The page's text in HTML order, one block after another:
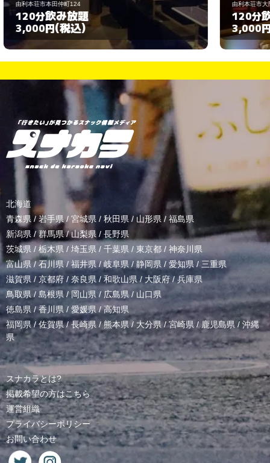
由利本荘市大門91番地
120分飲み放題
3,000円 (税込)
北海道
青森県 / 岩手県/ 宮城県 / 秋田県 / 山形県/ 福島県
新潟県 /群馬県/山梨県 / 長野県
茨城県 / 栃木県 / 埼玉県 / 千葉県 / 東京都 / 神奈川県
富山県 /石川県/福井県/岐阜県 / 静岡県 / 愛知県 / 三重県
滋賀県 / 京都府 / 奈良県 / 和歌山県/ 大阪府 /兵庫県
鳥取県/ 島根県 /岡山県/ 広島県 / 山口県
徳島県 /香川県 / 愛媛県/高知県
福岡県/佐賀県/長崎県 /熊本県/ 大分県/宮崎県 /鹿児島県 / 沖縄
県
スナカラとは?
掲載希望の方はこちら
運営組織
プライバシーポリシー
お問い合わせ